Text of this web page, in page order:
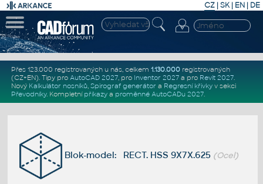
CZ | SK| EN | DE
Přes 123.000 registrovaných u nás, celkem 1.130.000registrovaných
(CZ+EN). Tipy pro AutoCAD 2027, pro Inventor 2027a pro Revit 2027.
Nový Kalkulátor nosníků, Spirograf generátor a Regresní křivkyv sekci
Převodníky. Kompletní příkazya proměnné AutoCADu 2027.
Blok-model: RECT. HSS 9X7X.625 (Ocel)